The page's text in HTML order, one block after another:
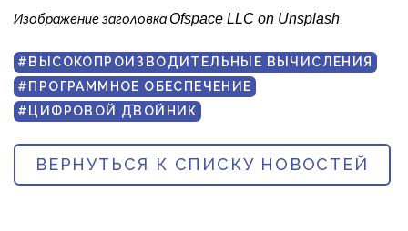
Изображение заголовкаOfspace LLC on Unsplash
#ВЫСОКОПРОИЗВОДИТЕЛЬНЫЕ ВЫЧИСЛЕНИЯ
#ПРОГРАММНОЕ ОБЕСПЕЧЕНИЕ
#ЦИФРОВОЙ ДВОЙНИК
ВЕРНУТЬСЯ К СПИСКУ НОВОСТЕЙ